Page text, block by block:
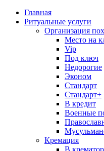
Главная
Ритуальные услуги
Организация
Место на
Vip
Под ключ
Недорогие
Эконом
Стандарт
Стандарт+
В кредит
Военные
Кремация
В